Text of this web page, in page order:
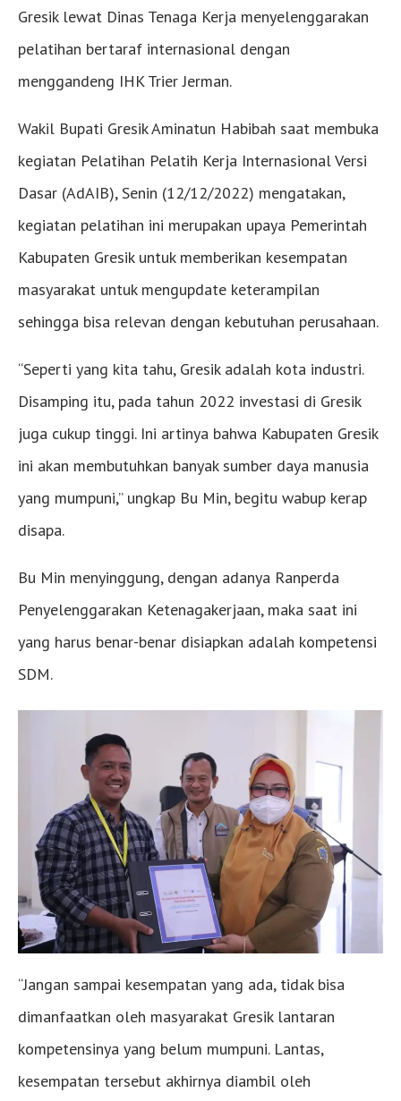
Gresik lewat Dinas Tenaga Kerja menyelenggarakan
pelatihan bertaraf internasional dengan
menggandeng IHK Trier Jerman.
Wakil Bupati Gresik Aminatun Habibah saat membuka
kegiatan Pelatihan Pelatih Kerja Internasional Versi
Dasar (AdAIB), Senin (12/12/2022) mengatakan,
kegiatan pelatihan ini merupakan upaya Pemerintah
Kabupaten Gresik untuk memberikan kesempatan
masyarakat untuk mengupdate keterampilan
sehingga bisa relevan dengan kebutuhan perusahaan.
“Seperti yang kita tahu, Gresik adalah kota industri.
Disamping itu, pada tahun 2022 investasi di Gresik
juga cukup tinggi. Ini artinya bahwa Kabupaten Gresik
ini akan membutuhkan banyak sumber daya manusia
yang mumpuni,” ungkap Bu Min, begitu wabup kerap
disapa.
Bu Min menyinggung, dengan adanya Ranperda
Penyelenggarakan Ketenagakerjaan, maka saat ini
yang harus benar-benar disiapkan adalah kompetensi
SDM.
“Jangan sampai kesempatan yang ada, tidak bisa
dimanfaatkan oleh masyarakat Gresik lantaran
kompetensinya yang belum mumpuni. Lantas,
kesempatan tersebut akhirnya diambil oleh